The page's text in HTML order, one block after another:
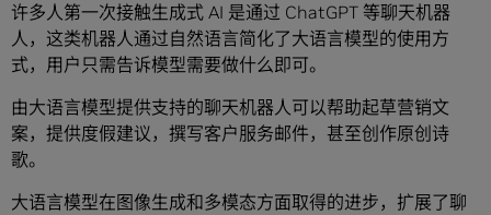
许多人第一次接触生成式 AI 是通过 ChatGPT 等聊天机器
人，这类机器人通过自然语言简化了大语言模型的使用方
式，用户只需告诉模型需要做什么即可。
由大语言模型提供支持的聊天机器人可以帮助起草营销文
案，提供度假建议，撰写客户服务邮件，甚至创作原创诗
歌。
大语言模型在图像生成和多模态方面取得的进步，扩展了聊